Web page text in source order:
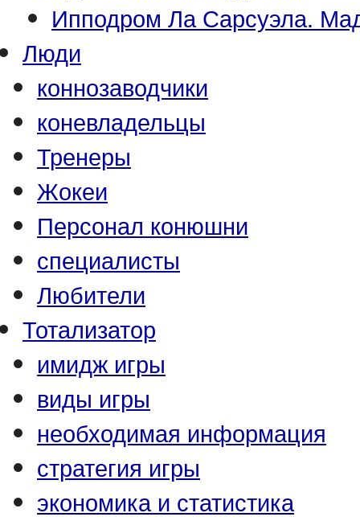
Ипподром Ла Сарсуэла.
Люди
коннозаводчики
коневладельцы
Тренеры
Жокеи
Персонал конюшни
специалисты
Любители
Тотализатор
имидж игры
виды игры
необходимая информация
стратегия игры
экономика и статистика